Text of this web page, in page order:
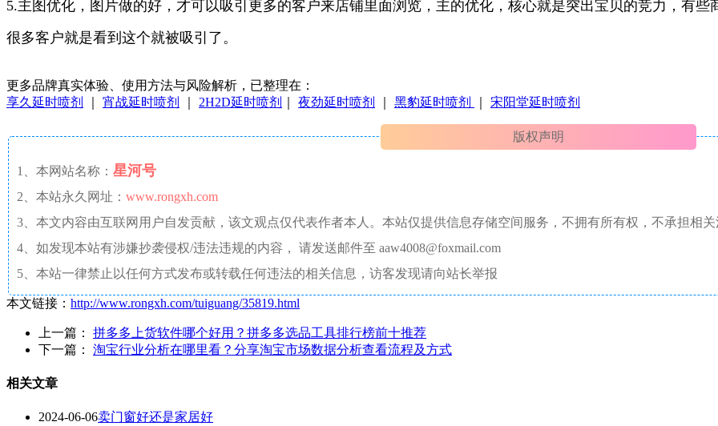
5.主图优化，图片做的好，才可以吸引更多的客户来店铺里面浏览，主的优化，核心就是突出宝贝的竞力，有
很多客户就是看到这个就被吸引了。
更多品牌真实体验、使用方法与风险解析，已整理在：
享久延时喷剂
宵战延时喷剂 2H2D延时喷剂 夜劲延时喷剂 黑豹延时喷剂 宋阳堂延时喷剂
版权声明
1、本网站名称： 星河号
2、本站永久网址： www.rongxh.com
3、本文内容由互联网用户自发贡献，该文观点仅代表作者本人。本站仅提供信息存储空间服务，不拥有所有权，不承担相
4、如发现本站有涉嫌抄袭侵权/违法违规的内容， 请发送邮件至 aaw4008@foxmail.com
5、本站一律禁止以任何方式发布或转载任何违法的相关信息，访客发现请向站长举报
本文链接： http://www.rongxh.com/tuiguang/35819.html
上一篇： 拼多多上货软件哪个好用？拼多多选品工具排行榜前十推荐
下一篇： 淘宝行业分析在哪里看？分享淘宝市场数据分析查看流程及方式
相关文章
2024-06-06卖门窗好还是家居好